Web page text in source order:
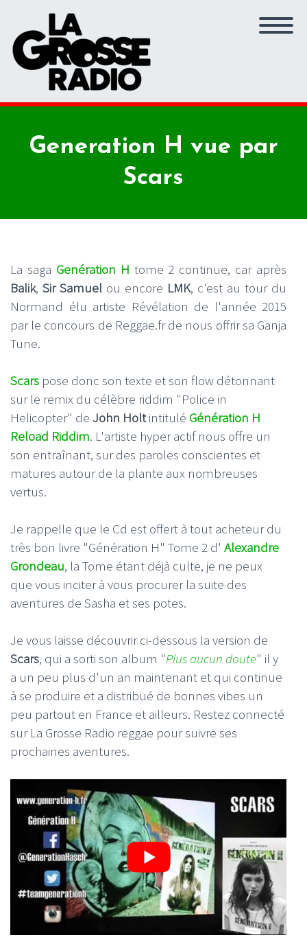
Generation H vue par
Scars
La saga Genération H tome 2 continue, car après
Balik, Sir Samuel ou encore LMK, c'est au tour du
Normand élu artiste Révélation de l'année 2015
par le concours de Reggae.fr de nous offrir sa Ganja
Tune.
Scars pose donc son texte et son flow détonnant
sur le remix du célèbre riddim "Police in
Helicopter" de John Holtintitulé Génération H
Reload Riddim. L'artiste hyper actif nous offre un
son entraînant, sur des paroles conscientes et
matures autour de la plante aux nombreuses
vertus.
Je rappelle que le Cd est offert à tout acheteur du
très bon livre "Génération H" Tome 2 d' Alexandre
Grondeau, la Tome étant déjà culte, je ne peux
que vous inciter à vous procurer la suite des
aventures de Sasha et ses potes.
Je vous laisse découvrir ci-dessous la version de
Scars, qui a sorti son album "Plus aucun doute" il y
a un peu plus d'un an maintenant et qui continue
à se produire et a distribué de bonnes vibes un
peu partout en France et ailleurs. Restez connecté
sur La Grosse Radio reggae pour suivre ses
prochaines aventures.